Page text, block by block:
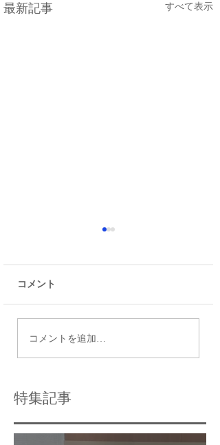
最新記事 すべて表示
令和9年度都立高校入試
コメント
コメントを追加…
特集記事